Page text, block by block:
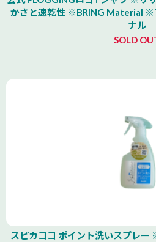
かさと速乾性 ※BRING Material ※
ナル
SOLD
スピカココ ポイント洗いスプレ